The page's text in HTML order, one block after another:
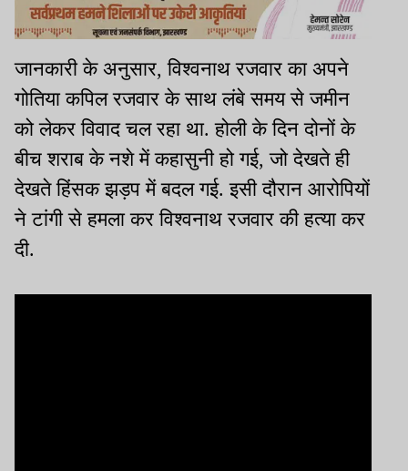
जानकारी के अनुसार, विश्वनाथ रजवार का अपने
गोतिया कपिल रजवार के साथ लंबे समय से जमीन
को लेकर विवाद चल रहा था. होली के दिन दोनों के
बीच शराब के नशे में कहासुनी हो गई, जो देखते ही
देखते हिंसक झड़प में बदल गई. इसी दौरान आरोपियों
ने टांगी से हमला कर विश्वनाथ रजवार की हत्या कर
दी.